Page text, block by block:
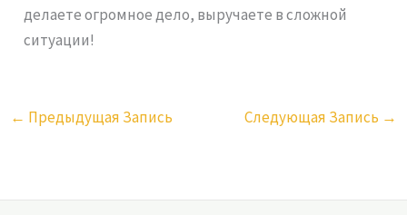
делаете огромное дело, выручаете в сложной
ситуации!
← Предыдущая Запись Следующая Запись →